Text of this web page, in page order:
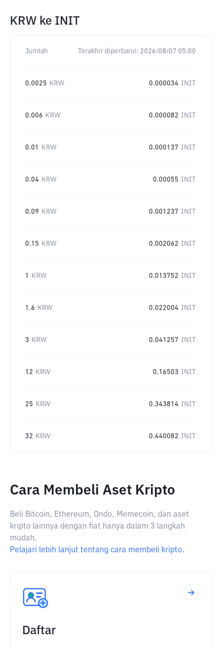
KRW ke INIT
Jumlah Terakhir diperbarui: 2026/08/07 05:00
0.0025 KRW 0.000034 INIT
0.006 KRW 0.000082 INIT
0.01 KRW 0.000137 INIT
0.04 KRW 0.00055 INIT
0.09 KRW 0.001237 INIT
0.15 KRW 0.002062 INIT
1 KRW 0.013752 INIT
1.6 KRW 0.022004 INIT
3 KRW 0.041257 INIT
12 KRW 0.16503 INIT
25 KRW 0.343814 INIT
32 KRW 0.440082 INIT
Cara Membeli Aset Kripto
Beli Bitcoin, Ethereum, Ondo, Memecoin, dan aset
kripto lainnya dengan fiat hanya dalam 3 langkah
mudah.
Pelajari lebih lanjut tentang cara membeli kripto.
Daftar